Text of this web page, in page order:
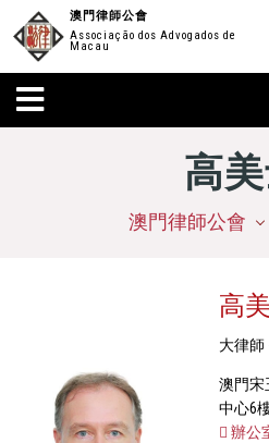
澳門律師公會
Associação dos Advogados de
Macau
高
澳門律師公會
高
大律師
澳門宋
中心6
辦公